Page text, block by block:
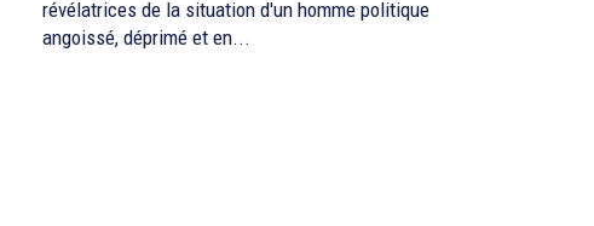
révélatrices de la situation d'un homme politique
angoissé, déprimé et en...